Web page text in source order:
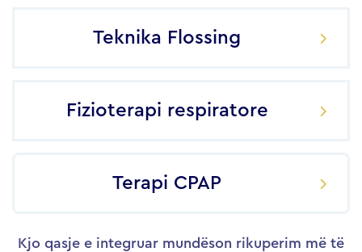
Teknika Flossing
Fizioterapi respiratore
Terapi CPAP
Kjo qasje e integruar mundëson rikuperim më të